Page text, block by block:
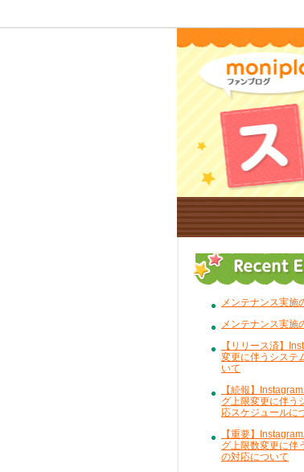
メンテナンス実施
メンテナンス実施
【リリース済】
変更に伴うシステ
いて
【続報】
グ上限変更に伴う
応スケジュールに
【重要】
グ上限数変更に伴
の対応について